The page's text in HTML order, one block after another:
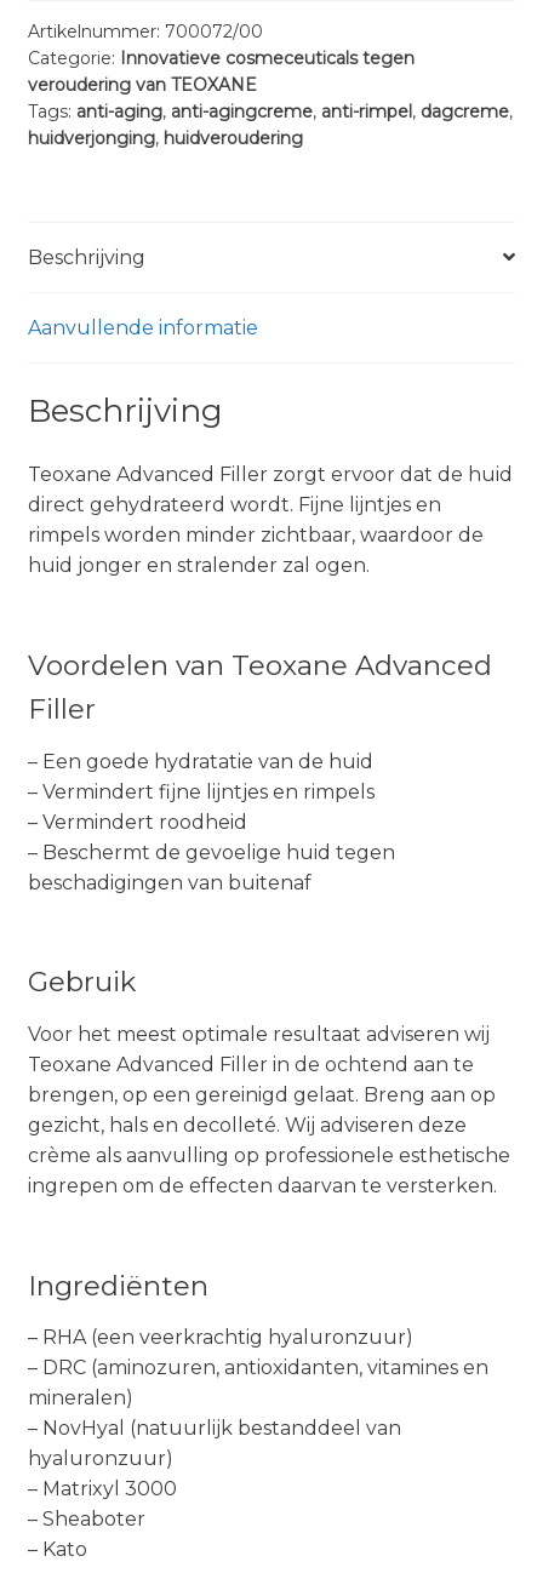
aantal
Artikelnummer: 700072/00
Categorie: Innovatieve cosmeceuticals tegen
veroudering van TEOXANE
Tags: anti-aging, anti-agingcreme, anti-rimpel, dagcreme,
huidverjonging, huidveroudering
Beschrijving
Aanvullende informatie
Beschrijving
Teoxane Advanced Filler zorgt ervoor dat de huid
direct gehydrateerd wordt. Fijne lijntjes en
rimpels worden minder zichtbaar, waardoor de
huid jonger en stralender zal ogen.
Voordelen van Teoxane Advanced
Filler
– Een goede hydratatie van de huid
– Vermindert fijne lijntjes en rimpels
– Vermindert roodheid
– Beschermt de gevoelige huid tegen
beschadigingen van buitenaf
Gebruik
Voor het meest optimale resultaat adviseren wij
Teoxane Advanced Filler in de ochtend aan te
brengen, op een gereinigd gelaat. Breng aan op
gezicht, hals en decolleté. Wij adviseren deze
crème als aanvulling op professionele esthetische
ingrepen om de effecten daarvan te versterken.
Ingrediënten
– RHA (een veerkrachtig hyaluronzuur)
– DRC (aminozuren, antioxidanten, vitamines en
mineralen)
– NovHyal (natuurlijk bestanddeel van
hyaluronzuur)
– Matrixyl 3000
– Sheaboter
– Kato